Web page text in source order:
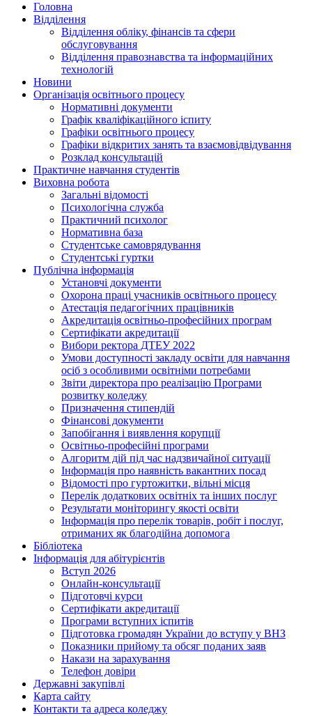
Головна
Відділення
Відділення обліку, фінансів та сфери
обслуговування
Відділення правознавства та інформаційних
технологій
Новини
Організація освітнього процесу
Нормативні документи
Графік кваліфікаційного іспиту
Графіки освітнього процесу
Графіки відкритих занять та взаємовідвідування
Розклад консультацій
Практичне навчання студентів
Виховна робота
Загальні відомості
Психологічна служба
Практичний психолог
Нормативна база
Студентське самоврядування
Студентські гуртки
Публічна інформація
Установчі документи
Охорона праці учасників освітнього процесу
Атестація педагогічних працівників
Акредитація освітньо-професійних програм
Сертифікати акредитації
Вибори ректора ДТЕУ 2022
Умови доступності закладу освіти для навчання
осіб з особливими освітніми потребами
Звіти директора про реалізацію Програми
розвитку коледжу
Призначення стипендій
Фінансові документи
Запобігання і виявлення корупції
Освітньо-професійні програми
Алгоритм дій під час надзвичайної ситуації
Інформація про наявність вакантних посад
Відомості про гуртожитки, вільні місця
Перелік додаткових освітніх та інших послуг
Результати моніторингу якості освіти
Інформація про перелік товарів, робіт і послуг,
отриманих як благодійна допомога
Бібліотека
Інформація для абітурієнтів
Вступ 2026
Онлайн-консультації
Підготовчі курси
Сертифікати акредитації
Програми вступних іспитів
Підготовка громадян України до вступу у ВНЗ
Показники прийому та обсяг поданих заяв
Накази на зарахування
Телефон довіри
Державні закупівлі
Карта сайту
Контакти та адреса коледжу